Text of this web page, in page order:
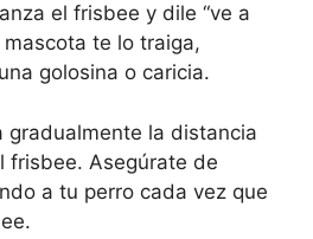
el frisbee y dile “ve a
mascota te lo traiga,
golosina o caricia.
gradualmente la distancia
frisbee. Asegúrate de
a tu perro cada vez que